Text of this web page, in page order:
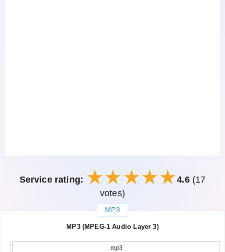
Service rating: 4.6(17
votes)
MP3
MP3 (MPEG-1 Audio Layer 3)
.mp3